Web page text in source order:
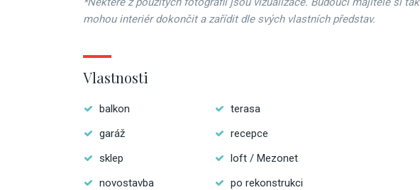
mohou interiér dokončit a zařídit dle svých vlastních představ.
Vlastnosti
balkon
terasa
garáž
recepce
sklep
loft / Mezonet
novostavba
po rekonstrukci